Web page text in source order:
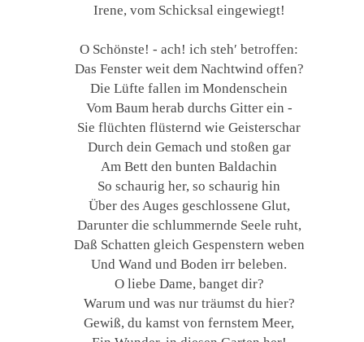
Irene, vom Schicksal eingewiegt!
O Schönste! - ach! ich steh′ betroffen:
Das Fenster weit dem Nachtwind offen?
Die Lüfte fallen im Mondenschein
Vom Baum herab durchs Gitter ein -
Sie flüchten flüsternd wie Geisterschar
Durch dein Gemach und stoßen gar
Am Bett den bunten Baldachin
So schaurig her, so schaurig hin
Über des Auges geschlossene Glut,
Darunter die schlummernde Seele ruht,
Daß Schatten gleich Gespenstern weben
Und Wand und Boden irr beleben.
O liebe Dame, banget dir?
Warum und was nur träumst du hier?
Gewiß, du kamst von fernstem Meer,